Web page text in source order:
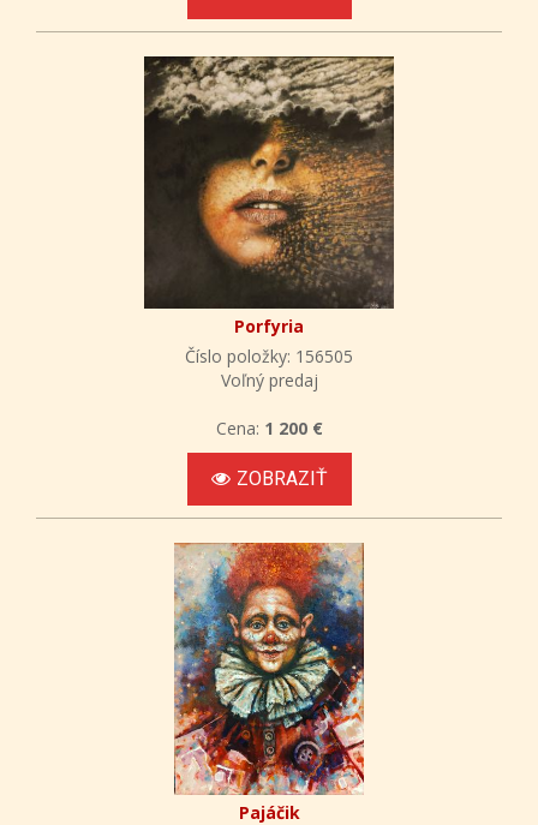
Porfyria
Číslo položky: 156505
Voľný predaj
Cena: 1 200 €
ZOBRAZIŤ
Pajáčik